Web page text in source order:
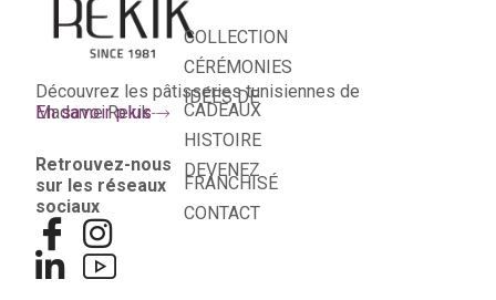
Découvrez les pâtisseries tunisiennes de
Madame Rekik
En savoir plus
Retrouvez-nous
sur les réseaux
sociaux
COLLECTION
CÉRÉMONIES
IDÉES DE
CADEAUX
HISTOIRE
DEVENEZ
FRANCHISÉ
CONTACT